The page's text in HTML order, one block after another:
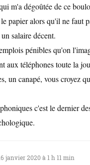
m'a dégoûtée de ce
papier alors qu'il ne faut
salaire décent.
pénibles qu'on
aux téléphones toute la
un canapé, vous croyez
c'est le dernier
janvier 2020 à 1 h 11 min